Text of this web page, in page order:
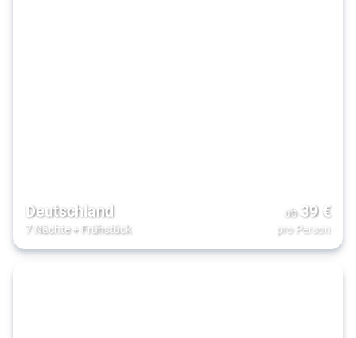
Deutschland
7 Nächte+ Frühstück
ab 39€
pro Person